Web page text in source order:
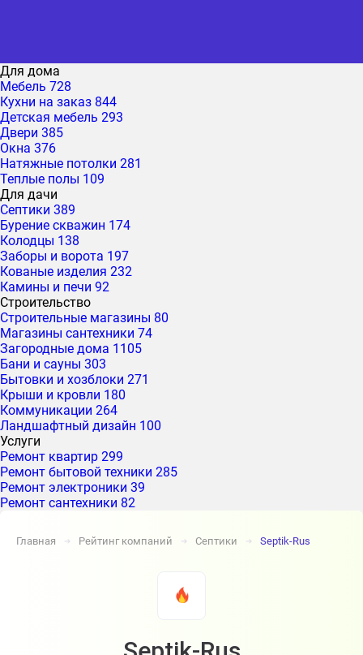
Для дома
Мебель 728
Кухни на заказ 844
Детская мебель 293
Двери 385
Окна 376
Натяжные потолки 281
Теплые полы 109
Для дачи
Септики 389
Бурение скважин 174
Колодцы 138
Заборы и ворота 197
Кованые изделия 232
Камины и печи 92
Строительство
Строительные магазины 80
Магазины сантехники 74
Загородные дома 1105
Бани и сауны 303
Бытовки и хозблоки 271
Крыши и кровли 180
Коммуникации 264
Ландшафтный дизайн 100
Услуги
Ремонт квартир 299
Ремонт бытовой техники 285
Ремонт электроники 39
Ремонт сантехники 82
Главная ➔ Рейтинг компаний ➔ Септики ➔ Septik-Rus